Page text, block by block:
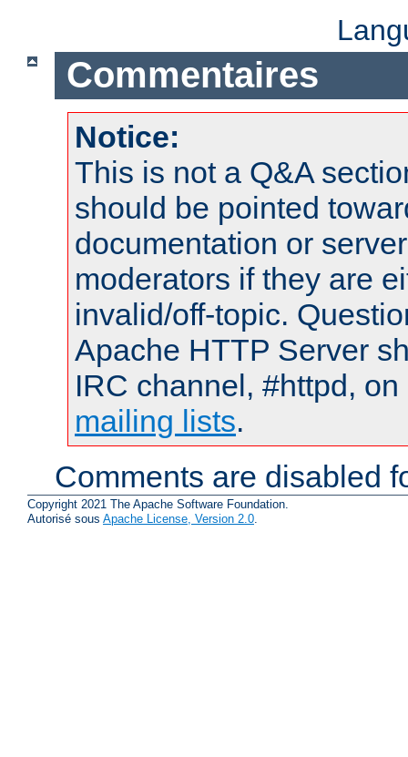
Commentaires
Notice:
This is not a Q&A
should be pointed
documentation or
moderators if they are
invalid/off-topic.
Apache HTTP Server
IRC channel, #httpd,
mailing lists.
Comments are disabled
Copyright 2021 The Apache Software Foundation.
Autorisé sous Apache License, Version 2.0.